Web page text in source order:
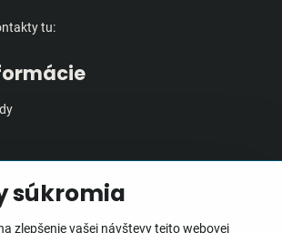
tu:
súkromia
zlepšenie vašej návštevy tejto webovej